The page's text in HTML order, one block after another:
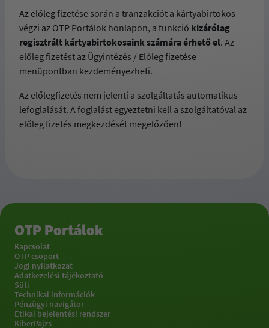
Az előleg fizetése során a tranzakciót a kártyabirtokos
végzi az OTP Portálok honlapon, a funkció kizárólag
regisztrált kártyabirtokosaink számára érhető el. Az
előleg fizetést az Ügyintézés / Előleg fizetése
menüpontban kezdeményezheti.
Az előlegfizetés nem jelenti a szolgáltatás automatikus
lefoglalását. A foglalást egyeztetni kell a szolgáltatóval az
előleg fizetés megkezdését megelőzően!
OTP Portálok
Kapcsolat
OTP csoport
Jogi nyilatkozat
Adatkezelési tájékoztató
Süti
Technikai információk
Pénzügyi navigátor
Etikai bejelentési rendszer
KiberPajzs